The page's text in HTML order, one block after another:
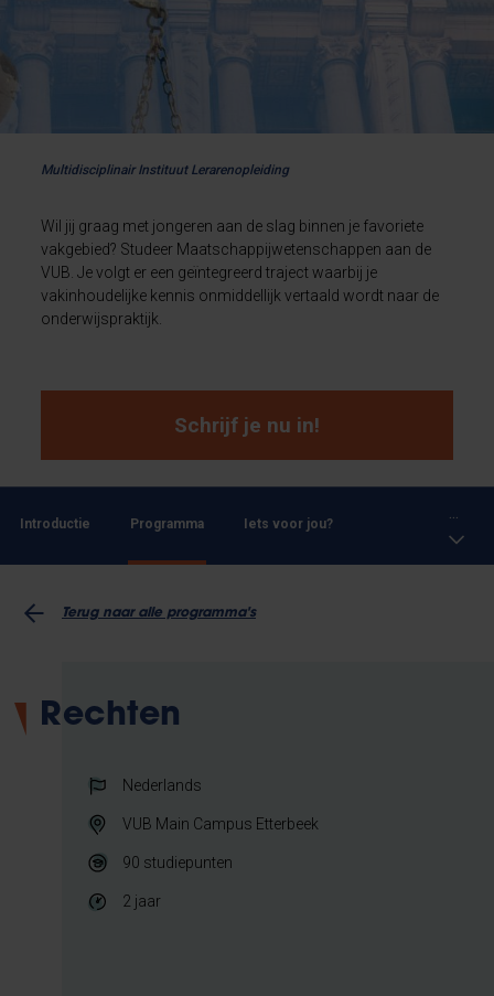
Multidisciplinair Instituut Lerarenopleiding
Wil jij graag met jongeren aan de slag binnen je favoriete
vakgebied? Studeer Maatschappijwetenschappen aan de
VUB. Je volgt er een geïntegreerd traject waarbij je
vakinhoudelijke kennis onmiddellijk vertaald wordt naar de
onderwijspraktijk.
Schrijf je nu in!
Introductie Programma Iets voor jou?
Terug naar alle programma's
Rechten
Nederlands
VUB Main Campus Etterbeek
90 studiepunten
2 jaar